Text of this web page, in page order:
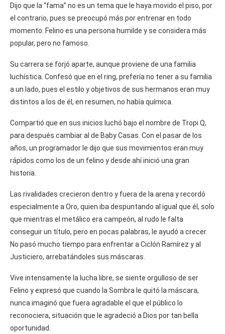
Dijo que la “fama” no es un tema que le haya movido el piso, por
el contrario, pues se preocupó más por entrenar en todo
momento. Felino es una persona humilde y se considera más
popular, pero no famoso.
Su carrera se forjó aparte, aunque proviene de una familia
luchística. Confesó que en el ring, prefería no tener a su familia
a un lado, pues el estilo y objetivos de sus hermanos eran muy
distintos a los de él, en resumen, no había química.
Compartió que en sus inicios luchó bajo el nombre de Tropi Q,
para después cambiar al de Baby Casas. Con el pasar de los
años, un programador le dijo que sus movimientos eran muy
rápidos como los de un felino y desde ahí inició una gran
historia.
Las rivalidades crecieron dentro y fuera de la arena y recordó
especialmente a Oro, quien iba despuntando al igual que él, solo
que mientras el metálico era campeón, al rudo le falta
conseguir un título, pero en pocas palabras, le ayudó a crecer.
No pasó mucho tiempo para enfrentar a Ciclón Ramírez y al
Justiciero, arrebatándoles sus máscaras.
Vive intensamente la lucha libre, se siente orgulloso de ser
Felino y expresó que cuando la Sombra le quitó la máscara,
nunca imaginó que fuera agradable el que el público lo
reconociera, situación que le agradeció a Dios por tan bella
oportunidad.